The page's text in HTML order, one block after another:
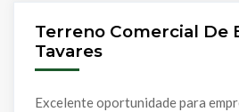
Terreno Comercial De
Tavares
Excelente oportunidade para